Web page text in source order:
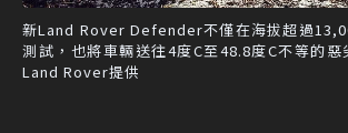
新Land Rover Defender不僅在海拔超過
測試，也將車輛送往4度C至48.8度C不等的
Land Rover提供